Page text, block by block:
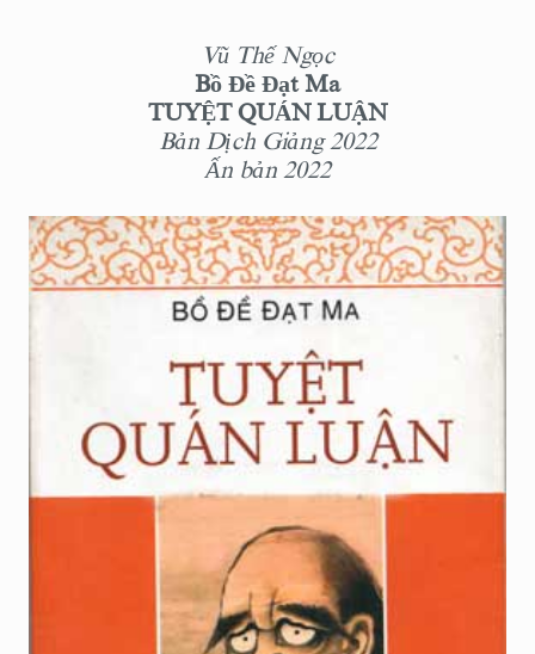
Vũ Thế Ngọc
Bồ Đề Đạt Ma
TUYỆT QUÁN LUẬN
Bản Dịch Giảng 2022
Ấn bản 2022